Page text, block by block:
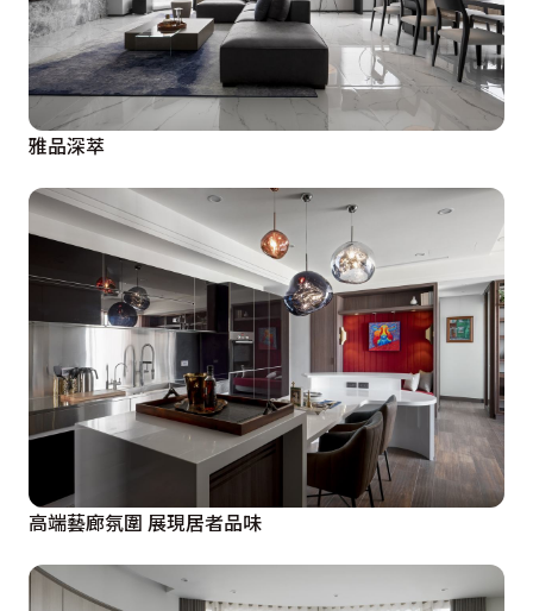
雅品深萃
高端藝廊氛圍 展現居者品味